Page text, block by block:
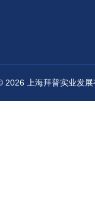
2026 上海拜普实业发